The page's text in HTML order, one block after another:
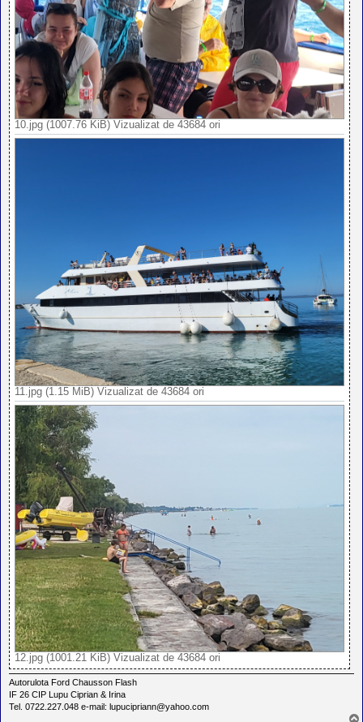
10.jpg (1007.76 KiB) Vizualizat de 43684 ori
11.jpg (1.15 MiB) Vizualizat de 43684 ori
12.jpg (1001.21 KiB) Vizualizat de 43684 ori
Autorulota Ford Chausson Flash
IF 26 CIP Lupu Ciprian & Irina
Tel. 0722.227.048 e-mail: lupucipriann@yahoo.com